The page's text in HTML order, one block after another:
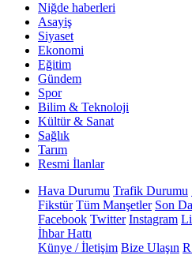
Niğde haberleri
Asayiş
Siyaset
Ekonomi
Eğitim
Gündem
Spor
Bilim & Teknoloji
Kültür & Sanat
Sağlık
Tarım
Resmi İlanlar
Hava Durumu Trafik Durumu
Fikstür Tüm Manşetler Son
Facebook Twitter Instagram
İhbar Hattı
Künye / İletişim Bize Ulaşın